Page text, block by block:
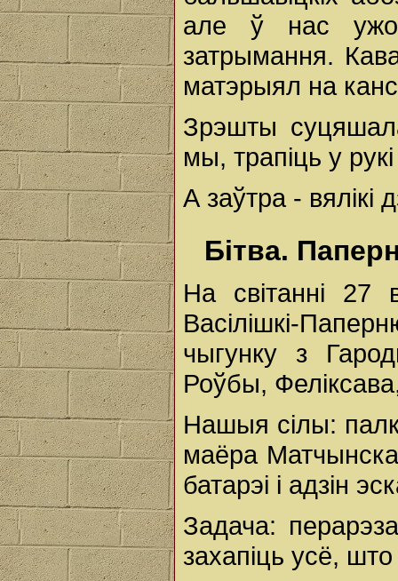
але ў нас ужо
затрымання.
матэрыял на
Зрэшты
мы, трапіць у рукі
А заўтра - вялікі
Бітва.
На світанні
Васілішкі-
чыгунку з
Роўбы,
Нашыя сілы:
маёра
батарэі і адзін
Задача:
захапіць усё,